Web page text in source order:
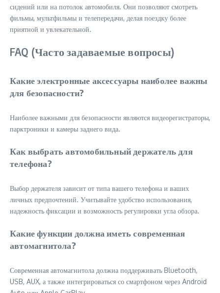
сидений или на потолок автомобиля. Они позволяют смотреть
фильмы, мультфильмы и телепередачи, делая поездку более
приятной и увлекательной.
FAQ (Часто задаваемые вопросы)
Какие электронные аксессуары наиболее важны
для безопасности?
Наиболее важными для безопасности являются видеорегистраторы,
парктроники и камеры заднего вида.
Как выбрать автомобильный держатель для
телефона?
Выбор держателя зависит от типа вашего телефона и ваших
личных предпочтений. Учитывайте удобство использования,
надежность фиксации и возможность регулировки угла обзора.
Какие функции должна иметь современная
автомагнитола?
Современная автомагнитола должна поддерживать Bluetooth,
USB, AUX, а также интегрироваться со смартфоном через Android